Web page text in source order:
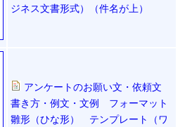
ジネス文書形式）（件名が上）
アンケートのお願い文・依頼文
書き方・例文・文例 フォーマット
雛形（ひな形） テンプレート（ワ